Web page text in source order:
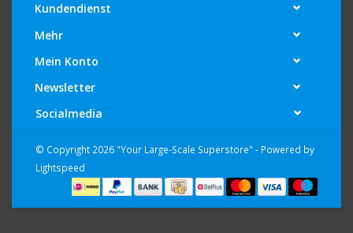
Kundendienst
Mehr
Mein Konto
Newsletter
Socialmedia
© Copyright 2026 "Your Large-Scale Superstore" - Powered by
Lightspeed